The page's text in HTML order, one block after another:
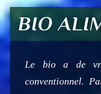
BIO
Le bio a de
conventionnel.